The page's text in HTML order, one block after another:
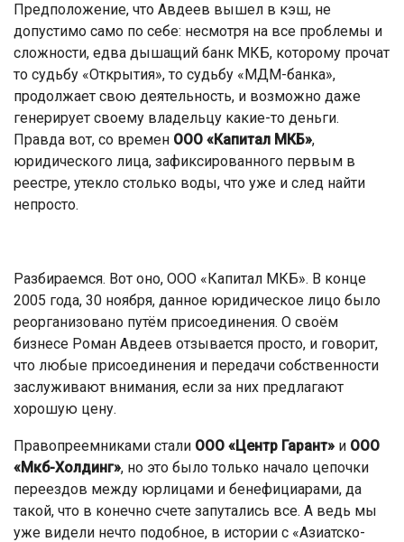
Предположение, что Авдеев вышел в кэш, не
допустимо само по себе: несмотря на все проблемы и
сложности, едва дышащий банк МКБ, которому прочат
то судьбу «Открытия», то судьбу «МДМ-банка»,
продолжает свою деятельность, и возможно даже
генерирует своему владельцу какие-то деньги.
Правда вот, со времен ООО «Капитал МКБ»,
юридического лица, зафиксированного первым в
реестре, утекло столько воды, что уже и след найти
непросто.
Разбираемся. Вот оно, ООО «Капитал МКБ». В конце
2005 года, 30 ноября, данное юридическое лицо было
реорганизовано путём присоединения. О своём
бизнесе Роман Авдеев отзывается просто, и говорит,
что любые присоединения и передачи собственности
заслуживают внимания, если за них предлагают
хорошую цену.
Правопреемниками стали ООО «Центр Гарант» и ООО
«Мкб-Холдинг», но это было только начало цепочки
переездов между юрлицами и бенефициарами, да
такой, что в конечно счете запутались все. А ведь мы
уже видели нечто подобное, в истории с «Азиатско-